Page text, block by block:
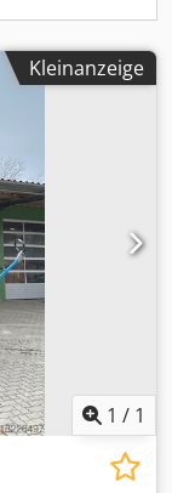
Kleinanzeige
1 / 1